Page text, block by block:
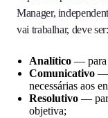
Manager,
vai trabalhar, deve ser:
Analítico — para
Comunicativo —
necessárias aos
Resolutivo —
objetiva;